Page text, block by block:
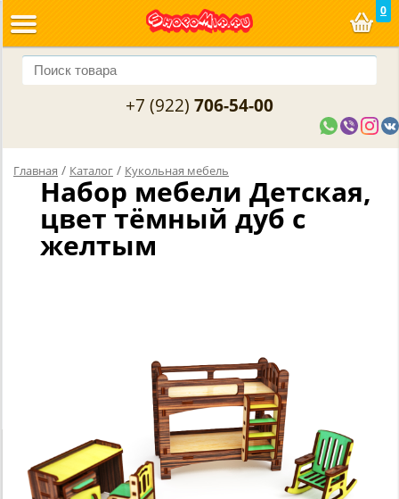
0
+7 (922) 706-54-00
Главная / Каталог / Кукольная мебель
Набор мебели Детская,
цвет тёмный дуб с
желтым